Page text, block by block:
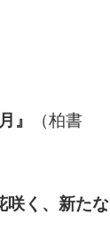
』
（柏書
咲く、新たな